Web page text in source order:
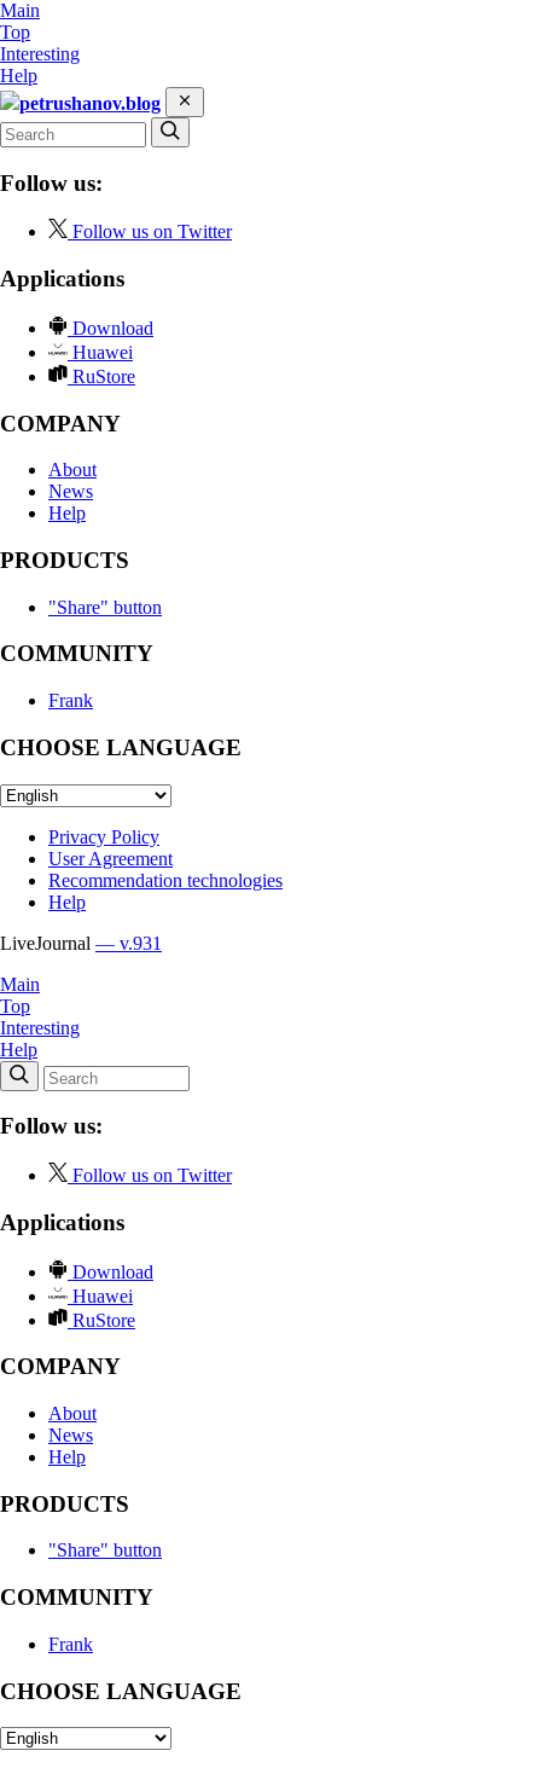
Main
Top
Interesting
Help
petrushanov.blog
Follow us:
Follow us on Twitter
Applications
Download
Huawei
RuStore
COMPANY
About
News
Help
PRODUCTS
"Share" button
COMMUNITY
Frank
CHOOSE LANGUAGE
Privacy Policy
User Agreement
Recommendation technologies
Help
LiveJournal — v.931
Main
Top
Interesting
Help
Follow us:
Follow us on Twitter
Applications
Download
Huawei
RuStore
COMPANY
About
News
Help
PRODUCTS
"Share" button
COMMUNITY
Frank
CHOOSE LANGUAGE